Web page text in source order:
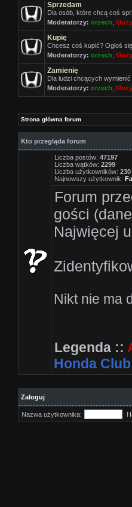
Sprzedam
Dla osób, które chcą coś
Moderatorzy: orzech
Kupię
Chcesz coś kupić? Ogłoś się.
Moderatorzy: orzech
Zamienię
Dla ludzi chcących wymienić
Moderatorzy: orzech
Strona główna forum
Kto przegląda forum
Liczba postów: 47197
Liczba wątków: 2299
Liczba użytkowników: 230
Najnowszy użytkownik:
Forum
gości
Najwięcej
Nikt nie ma
Legenda ::
Honda
Zaloguj
Nazwa użytkownika: